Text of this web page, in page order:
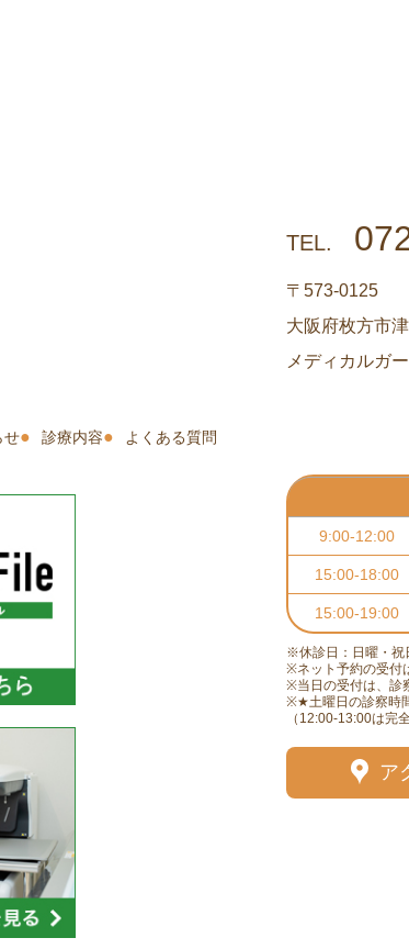
せ 診療内容 よくある質問
TEL.
〒573-0125
大阪府枚方市
メディカルガ
9:00-12:00
15:00-18:00
15:00-19:00
※休診日：日曜・祝
※ネット予約の受付
※当日の受付は、診
※★土曜日の診察時
（12:00-13:00は完
ア